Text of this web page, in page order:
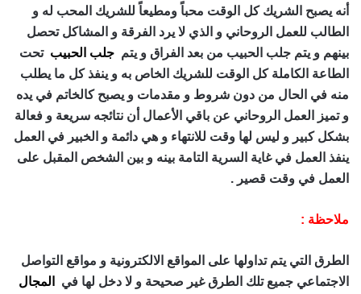
أنه يصبح الشريك كل الوقت محباً ومطيعاً للشريك المحب له و
الطالب للعمل الروحاني و الذي لا يرد الفرقة و المشاكل تحصل
بينهم و يتم جلب الحبيب من بعد الفراق و يتم جلب الحبيب تحت
الطاعة الكاملة كل الوقت للشريك الخاص به و ينفذ كل ما يطلب
منه في الحال من دون شروط و مقدمات و يصبح كالخاتم في يده
و تميز العمل الروحاني عن باقي الأعمال أن نتائجه سريعة و فعالة
بشكل كبير و ليس لها وقت للانتهاء و هي دائمة و الخبير في العمل
ينفذ العمل في غاية السرية التامة بينه و بين الشخص المقبل على
العمل في وقت قصير .
ملاحظة :
الطرق التي يتم تداولها على المواقع الالكترونية و مواقع التواصل
الاجتماعي جميع تلك الطرق غير صحيحة و لا دخل لها في
المجال